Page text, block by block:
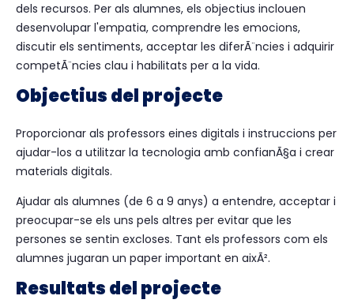
dels recursos. Per als alumnes, els objectius inclouen
desenvolupar l'empatia, comprendre les emocions,
discutir els sentiments, acceptar les diferÃ¨ncies i adquirir
competÃ¨ncies clau i habilitats per a la vida.
Objectius del projecte
Proporcionar als professors eines digitals i instruccions per
ajudar-los a utilitzar la tecnologia amb confianÃ§a i crear
materials digitals.
Ajudar als alumnes (de 6 a 9 anys) a entendre, acceptar i
preocupar-se els uns pels altres per evitar que les
persones se sentin excloses. Tant els professors com els
alumnes jugaran un paper important en aixÃ².
Resultats del projecte